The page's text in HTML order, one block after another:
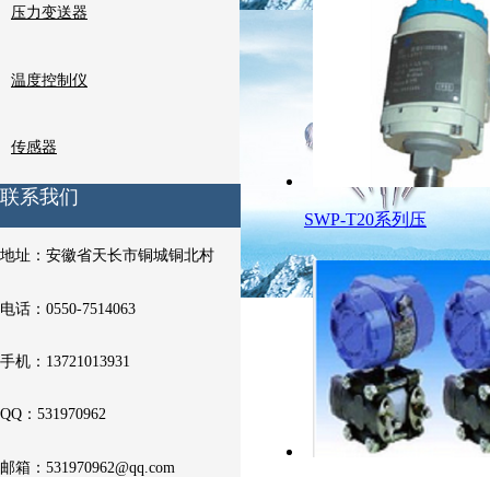
压力变送器
温度控制仪
传感器
压力表
联系我们
地址：安徽省天长市铜城铜北村
电话：0550-7514063
手机：13721013931
QQ：531970962
邮箱： 531970962@qq.com
SWP-T20系列压